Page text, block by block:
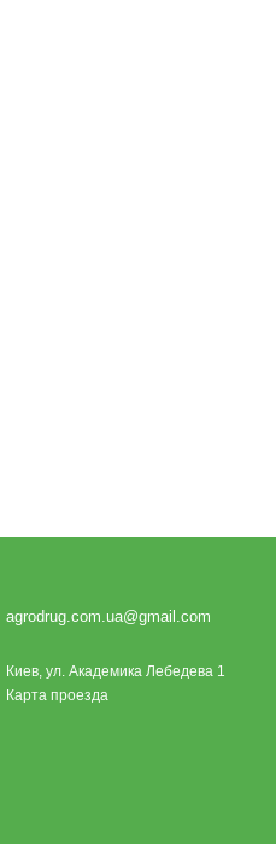
agrodrug.com.ua@gmail.com
Киев, ул. Академика Лебедева 1
Карта проезда